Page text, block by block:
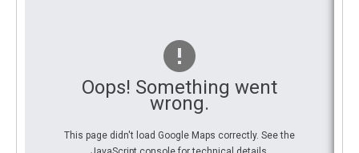
Oops! Something went
wrong.
This page didn't load Google Maps correctly. See the